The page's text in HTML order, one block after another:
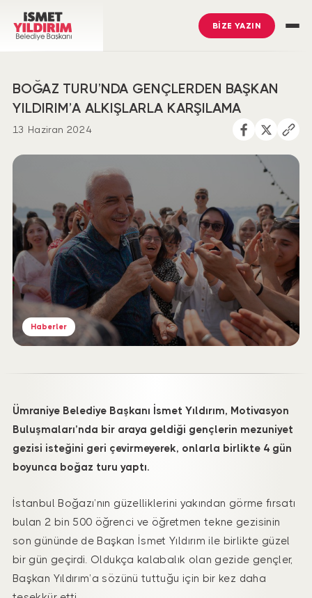
İsmet Yıldırım ’ı Takip Edin
Ümraniye Belediyesi’ni Takip Edin
BİZE YAZIN
Haberler
13 Haziran 2024
BOĞAZ TURU’NDA GENÇLERDEN BAŞKAN
YILDIRIM’A ALKIŞLARLA KARŞILAMA
Ümraniye Belediye Başkanı İsmet Yıldırım, Motivasyon
Buluşmaları’nda bir araya geldiği gençlerin mezuniyet
gezisi isteğini geri çevirmeyerek, onlarla birlikte 4 gün
boyunca boğaz turu yaptı.
İstanbul Boğazı’nın güzelliklerini yakından görme fırsatı
bulan 2 bin 500 öğrenci ve öğretmen tekne gezisinin
son gününde de Başkan İsmet Yıldırım ile birlikte güzel
bir gün geçirdi. Oldukça kalabalık olan gezide gençler,
Başkan Yıldırım’a sözünü tuttuğu için bir kez daha